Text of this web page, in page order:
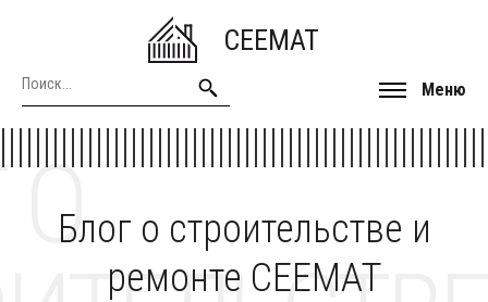
CEEMAT
Меню
Блог о строительстве и
ремонте CEEMAT
О